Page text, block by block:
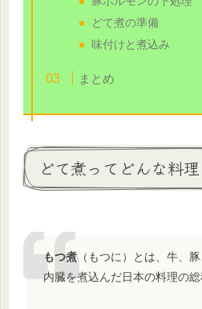
どて煮の準備
味付けと煮込み
まとめ
どて煮ってどんな料理
もつ煮（もつに）とは、牛、
内臓を煮込んだ日本の料理の